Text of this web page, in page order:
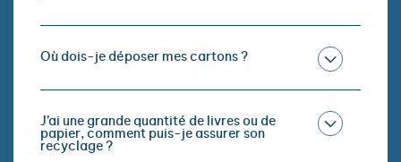
Où dois-je déposer mes cartons ?
J’ai une grande quantité de livres ou de
papier, comment puis-je assurer son
recyclage ?